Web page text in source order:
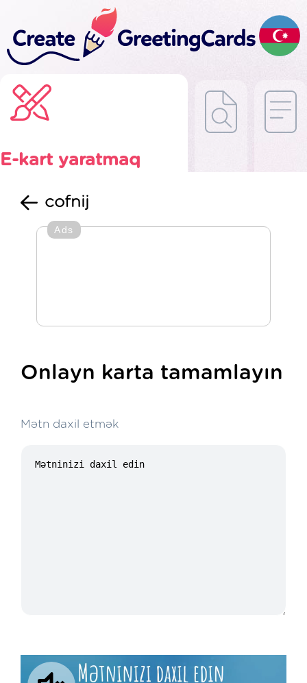
E-kart yaratmaq
cofnij
Ads
Onlayn karta tamamlayın
Mətn daxil etmək